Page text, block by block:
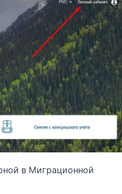
в Миграционной